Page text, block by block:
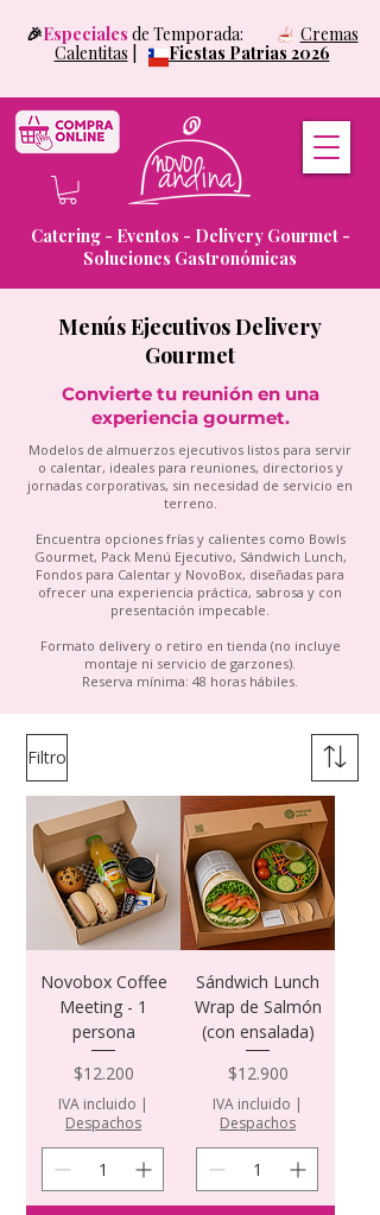
Catering - Eventos - Delivery Gourmet -
Soluciones Gastronómicas
🎉Especiales de Temporada: Cremas
Calentitas
Fiestas Patrias 2026
Menús Ejecutivos Delivery
Gourmet
Convierte tu reunión en una
experiencia gourmet.
Modelos de almuerzos ejecutivos listos para servir
o calentar, ideales para reuniones, directorios y
jornadas corporativas, sin necesidad de servicio en
terreno.
Encuentra opciones frías y calientes como Bowls
Gourmet, Pack Menú Ejecutivo, Sándwich Lunch,
Fondos para Calentar y NovoBox, diseñadas para
ofrecer una experiencia práctica, sabrosa y con
presentación impecable.
Formato delivery o retiro en tienda (no incluye
montaje ni servicio de garzones).
Reserva mínima: 48 horas hábiles.
Filtro
Novobox Coffee
Meeting - 1
persona
Precio
$12.200
IVA incluido |
Despachos
Sándwich Lunch
Wrap de Salmón
(con ensalada)
Precio
$12.900
IVA incluido |
Despachos